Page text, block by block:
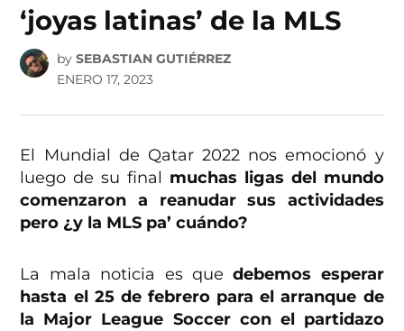
‘joyas latinas’ de la MLS
by SEBASTIAN GUTIÉRREZ
ENERO 17, 2023
El Mundial de Qatar 2022 nos emocionó y
luego de su final muchas ligas del mundo
comenzaron a reanudar sus actividades
pero ¿y la MLS pa’ cuándo?
La mala noticia es quedebemos esperar
hasta el 25 de febrero para el arranque de
la Major League Soccer con el partidazo